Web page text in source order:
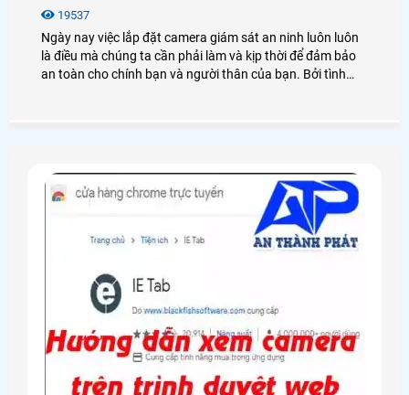
19537
Ngày nay việc lắp đặt camera giám sát an ninh luôn luôn
là điều mà chúng ta cần phải làm và kịp thời để đảm bảo
an toàn cho chính bạn và người thân của bạn. Bởi tình